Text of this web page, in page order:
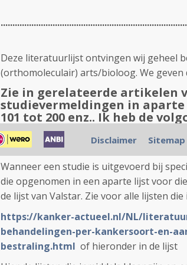
Deze literatuurlijst ontvingen wij geheel
(orthomoleculair) arts/bioloog. We
Zie in gerelateerde artikelen
studievermeldingen in aparte
101 tot 200 enz.. Ik heb de
van nieuw naar oud gemaakt.
Zie dus de literatuurlijsten in
Wanneer een studie is uitgevoerd bij
die opgenomen in een aparte lijst voor
de lijst van Valstar. Zie voor alle lijsten
https://kanker-actueel.nl/NL/
behandelingen-per-kankersoort-en-
bestraling.html of hieronder in de lijst
Disclaimer Sitemap